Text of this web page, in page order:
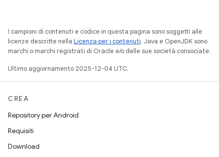
I campioni di contenuti e codice in questa pagina sono soggetti alle
licenze descritte nella Licenza per i contenuti. Java e OpenJDK sono
marchi o marchi registrati di Oracle e/o delle sue società consociate.
Ultimo aggiornamento 2025-12-04 UTC.
CREA
Repository per Android
Requisiti
Download